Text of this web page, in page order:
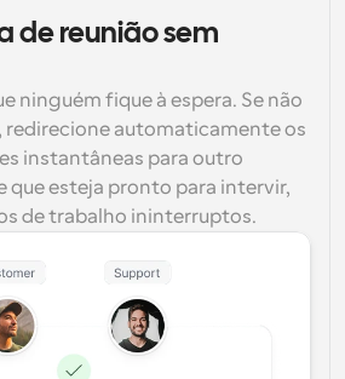
de reunião sem
ninguém fique à espera. Se não
redirecione automaticamente os
instantâneas para outro
que esteja pronto para intervir,
de trabalho ininterruptos.